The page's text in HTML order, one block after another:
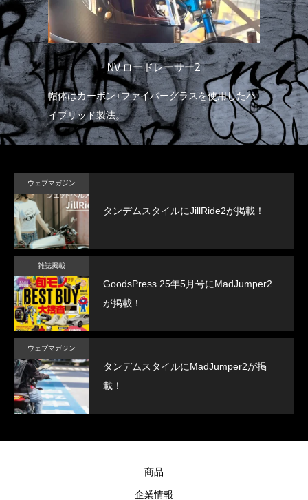
を
NV ロードレーサー2
帽体はカーボン+ファイバーグラスを使用したハ
イブリッド製法。
ノ
融
ウェブマガジン
タンデムスタイルにJillRide2が掲載！
雑誌掲載
GoodsPress 25年5月号にMadJumper2
が掲載！
ウェブマガジン
タンデムスタイルにMadJumper2が掲
載！
商品
企業情報